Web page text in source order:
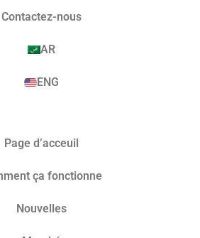
Contactez-nous
AR
ENG
Page d’acceuil
ça fonctionne
Nouvelles